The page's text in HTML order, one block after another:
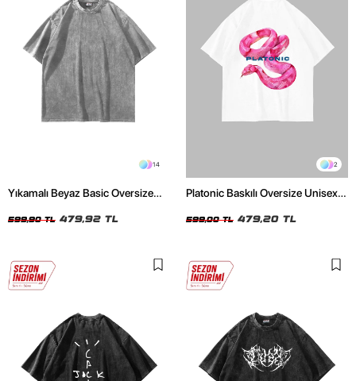
14
Yıkamalı Beyaz Basic Oversize
599,90 TL 479,92 TL
2
Platonic Baskılı Oversize Unisex
599,00 TL 479,20 TL